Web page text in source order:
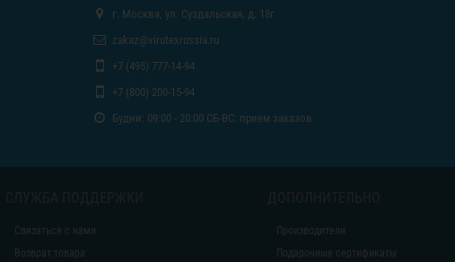
г. Москва, ул. Суздальская, д. 18г
zakaz@virutexrussia.ru
+7 (495) 777-14-94
+7 (800) 200-15-94
Будни: 09:00 - 20:00 СБ-ВС: прием заказов
Связаться с нами
Возврат товара
Производители
Подарочные сертификаты